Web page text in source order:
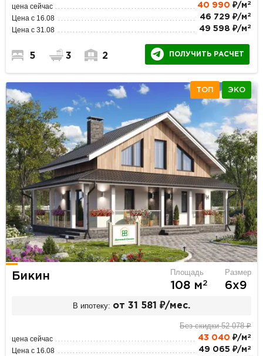
цена сейчас 40 990 ₽/м 2
Цена с 16.08 46 729 ₽/м 2
Цена с 31.08 49 598 ₽/м 2
5 3 2 ПОЛУЧИТЬ РАСЧЕТ
ТОП ЭКО
Бикин Площадь
108 м2
Размер
6х9
В ипотеку: от 31 581 ₽/мес.
Без скидки 52 078 ₽
цена сейчас 43 040 ₽/м 2
Цена с 16.08 49 065 ₽/м 2